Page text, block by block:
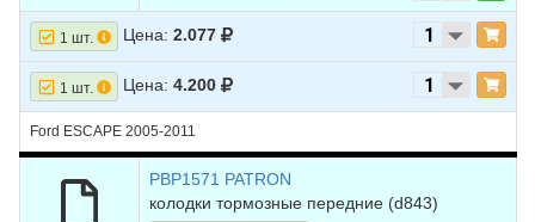
1 шт. Цена: 2.077
1 шт. Цена: 4.200
Ford ESCAPE 2005-2011
PBP1571 PATRON
колодки тормозные передние (d843)